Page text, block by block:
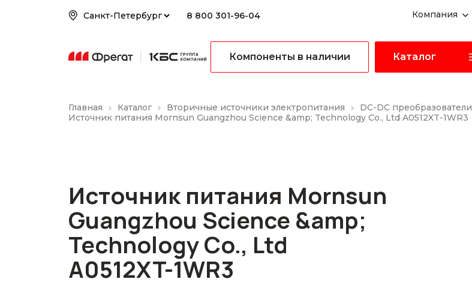
8 800 301-96-04 Компания
Компоненты в наличии Каталог
Главная Каталог Вторичные источники электропитания
DC-DC преобразователи
Источник питания Mornsun Guangzhou Science &amp; Technology Co., Ltd A0512XT-1WR3
Источник питания Mornsun
Guangzhou Science &amp;
Technology Co., Ltd
A0512XT-1WR3